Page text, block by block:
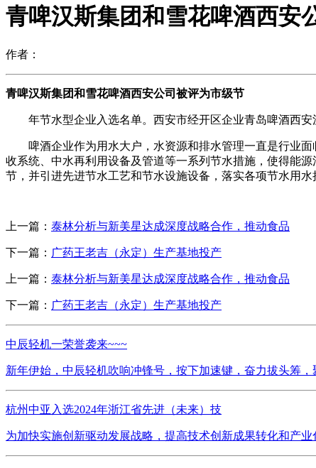
青啤汉斯集团和雪花啤酒西安
作者：
青啤汉斯集团和雪花啤酒西安公司被评为市级节
年节水型企业入选名单。西安市经开区企业青岛啤酒西安
啤酒企业作为用水大户，水资源和排水管理一直是行业面
收系统、中水再利用设备及管道等一系列节水措施，使得能
节，并引进先进节水工艺和节水设施设备，落实各项节水用
上一篇： 泰林分析与新美星达成深度战略合作，推动食品
下一篇： 广药王老吉（永定）生产基地投产
上一篇： 泰林分析与新美星达成深度战略合作，推动食品
下一篇： 广药王老吉（永定）生产基地投产
中辰轻机一荣誉袭来~~~
新年伊始，中辰轻机吹响冲锋号，按下加速键，奋力拔头筹
杭州中亚入选2024年浙江省先进（未来）技
为加快实施创新驱动发展战略，提高技术创新成果转化和产